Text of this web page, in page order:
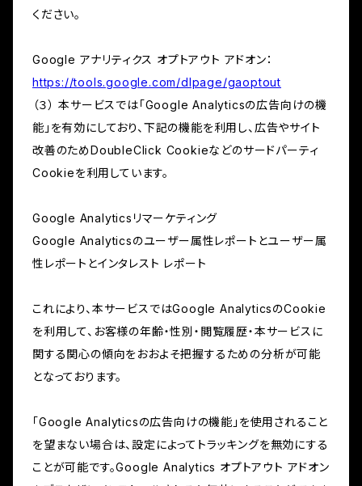
ください。
Google アナリティクス オプトアウト アドオン：
https://tools.google.com/dlpage/gaoptout
（３） 本サービスでは「Google Analyticsの広告向けの機
能」を有効にしており、下記の機能を利用し、広告やサイト
改善のためDoubleClick Cookieなどのサードパーティ
Cookieを利用しています。
Google Analyticsリマーケティング
Google Analyticsのユーザー属性レポートとユーザー属
性レポートとインタレスト レポート
これにより、本サービスではGoogle AnalyticsのCookie
を利用して、お客様の年齢・性別・閲覧履歴・本サービスに
関する関心の傾向をおおよそ把握するための分析が可能
となっております。
「Google Analyticsの広告向けの機能」を使用されること
を望まない場合は、設定によってトラッキングを無効にする
ことが可能です。Google Analytics オプトアウト アドオン